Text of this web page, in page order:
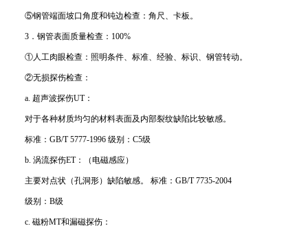
⑤钢管端面坡口角度和钝边检查：角尺、卡板。
3．钢管表面质量检查：100%
①人工肉眼检查：照明条件、标准、经验、标识、钢管转动。
②无损探伤检查：
a. 超声波探伤UT：
对于各种材质均匀的材料表面及内部裂纹缺陷比较敏感。
标准：GB/T 5777-1996 级别：C5级
b. 涡流探伤ET：（电磁感应）
主要对点状（孔洞形）缺陷敏感。 标准：GB/T 7735-2004
级别：B级
c. 磁粉MT和漏磁探伤：